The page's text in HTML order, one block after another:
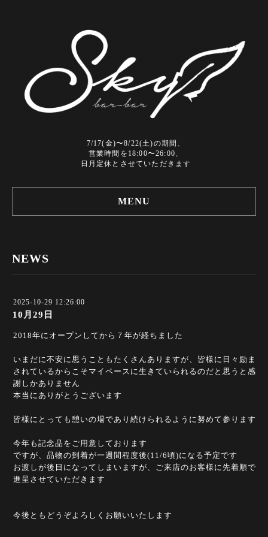
7/17(金)〜8/22(土)の期間、
営業時間を18:00〜26:00、
日月定休とさせていただきます
MENU
NEWS
2025-10-29 12:26:00
10月29日
2018年にオープンしてから７年が経ちました
いまだに不安に思うこともたくさんありますが、皆様に日々励ま
されているからこそマイペースに生きていられるのだと思うと感
謝しかありません
本当にありがとうございます
皆様にとっても憩いの場であり続けられるように努めて参ります
今年も記念品をご用意しております
ですが、品物の到着が一週間程度後(11/6頃)になる予定です
お渡しが後日になってしまいますが、ご来店のお客様に先着順で
進呈させていただきます
今後ともどうぞよろしくお願いいたします